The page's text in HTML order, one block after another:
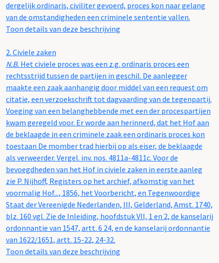
dergelijk ordinaris, civiliter gevoerd, proces kon naar gelang
van de omstandigheden een criminele sententie vallen.
Toon details van deze beschrijving
2. Civiele zaken
N.B. Het civiele proces was een z.g. ordinaris proces een
rechtsstrijd tussen de partijen in geschil. De aanlegger
maakte een zaak aanhangig door middel van een request om
citatie, een verzoekschrift tot dagvaarding van de tegenpartij.
Voeging van een belanghebbende met een der procespartijen
kwam geregeld voor. Er worde aan herinnerd, dat het Hof aan
de beklaagde in een criminele zaak een ordinaris proces kon
toestaan De momber trad hierbij op als eiser, de beklaagde
als verweerder. Vergel. inv. nos. 4811a-4811c. Voor de
bevoegdheden van het Hof in civiele zaken in eerste aanleg
zie P. Nijhoff, Registers op het archief, afkomstig van het
voormalig Hof..., 1856, het Voorbericht, en Tegenwoordige
Staat der Vereenigde Nederlanden, III, Gelderland, Amst. 1740,
blz. 160 vgl. Zie de Inleiding, hoofdstuk VII, 1 en 2, de kanselarij
ordonnantie van 1547, artt. 6 24, en de kanselarij ordonnantie
van 1622/1651, artt. 15-22, 24-32.
Toon details van deze beschrijving